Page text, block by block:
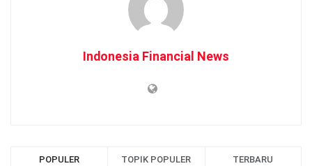
Indonesia Financial News
POPULER TOPIK POPULER TERBARU